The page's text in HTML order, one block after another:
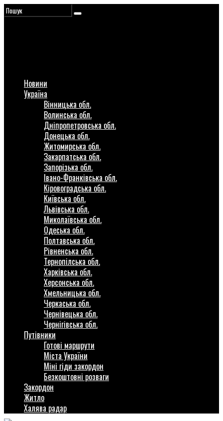
Новини
Україна
Вінницька обл.
Волинська обл.
Дніпропетровська обл.
Донецька обл.
Житомирська обл.
Закарпатська обл.
Запорізька обл.
Івано-Франківська обл.
Кіровоградська обл.
Київська обл.
Львівська обл.
Миколаївська обл.
Одеська обл.
Полтавська обл.
Рівненська обл.
Тернопілська обл.
Харківська обл.
Херсонська обл.
Хмельницька обл.
Черкаська обл.
Чернівецька обл.
Чернігівська обл.
Путівники
Готові маршрути
Міста України
Міні гіди закордон
Безкоштовні розваги
Закордон
Житло
Халява радар